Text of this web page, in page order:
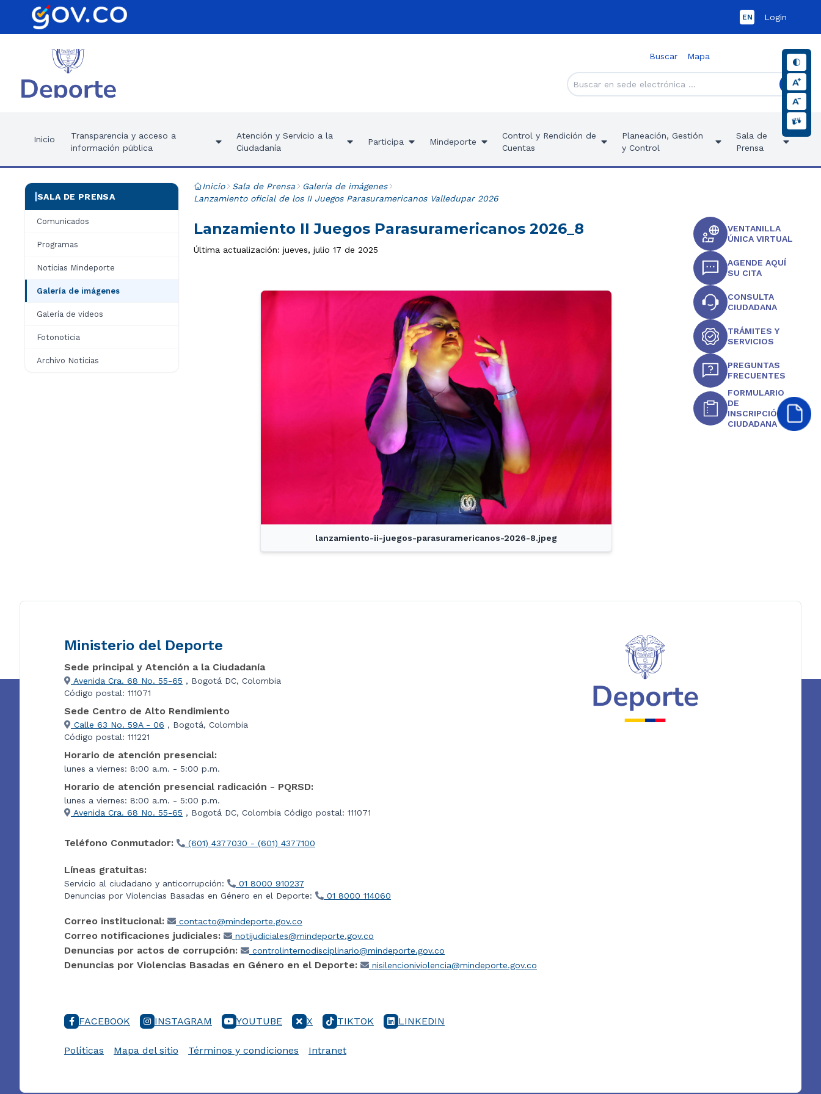
EN Login
Buscar Mapa
Inicio
Transparencia y acceso a
información pública
Atención y Servicio a la
Ciudadanía
Participa Mindeporte
Control y Rendición de
Cuentas
Planeación, Gestión
y Control
Sala de
Prensa
SALA DE PRENSA
Comunicados
Programas
Noticias Mindeporte
Galería de imágenes
Galería de videos
Fotonoticia
Archivo Noticias
Inicio Sala de Prensa
Galería de imágenes
Lanzamiento oficial de los II Juegos Parasuramericanos Valledupar 2026
Lanzamiento II Juegos Parasuramericanos 2026_8
Última actualización: jueves, julio 17 de 2025
lanzamiento-ii-juegos-parasuramericanos-2026-8.jpeg
VENTANILLA
ÚNICA VIRTUAL
AGENDE AQUÍ
SU CITA
CONSULTA
CIUDADANA
TRÁMITES Y
SERVICIOS
PREGUNTAS
FRECUENTES
FORMULARIO
DE
INSCRIPCIÓN
CIUDADANA
Ministerio del Deporte
Sede principal y Atención a la Ciudadanía
Avenida Cra. 68 No. 55-65 , Bogotá DC, Colombia
Código postal: 111071
Sede Centro de Alto Rendimiento
Calle 63 No. 59A - 06 , Bogotá, Colombia
Código postal: 111221
Horario de atención presencial:
lunes a viernes: 8:00 a.m. - 5:00 p.m.
Horario de atención presencial radicación - PQRSD:
lunes a viernes: 8:00 a.m. - 5:00 p.m.
Avenida Cra. 68 No. 55-65 , Bogotá DC, Colombia Código postal: 111071
Teléfono Conmutador: (601) 4377030 - (601) 4377100
Líneas gratuitas:
Servicio al ciudadano y anticorrupción:
01 8000 910237
Denuncias por Violencias Basadas en Género en el Deporte:
01 8000 114060
Correo institucional: contacto@mindeporte.gov.co
Correo notificaciones judiciales: notijudiciales@mindeporte.gov.co
Denuncias por actos de corrupción: controlinternodisciplinario@mindeporte.gov.co
Denuncias por Violencias Basadas en Género en el Deporte: nisilencioniviolencia@mindeporte.gov.co
FACEBOOK INSTAGRAM YOUTUBE X TIKTOK LINKEDIN
Políticas Mapa del sitio Términos y condiciones Intranet